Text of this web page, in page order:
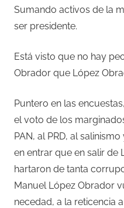
Sumando activos de la
ser presidente.
Está visto que no hay
Obrador que López
Puntero en las
el voto de los
PAN, al PRD, al
en entrar que en salir de
hartaron de tanta
Manuel López Obrador
necedad, a la reticencia